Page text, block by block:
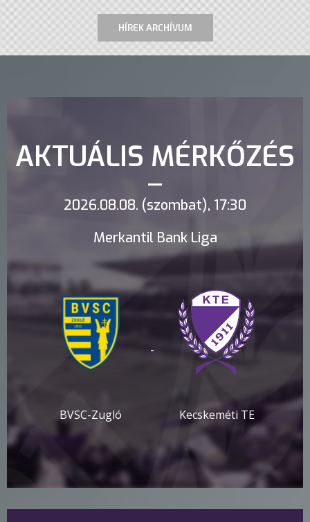
HÍREK ARCHÍVUM
AKTUÁLIS MÉRKŐZÉS
2026.08.08. (szombat), 17:30
Merkantil Bank Liga
BVSC-Zugló
-
Kecskeméti TE